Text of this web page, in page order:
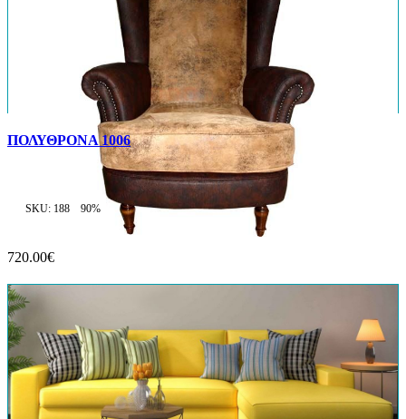
ΠΟΛΥΘΡΟΝΑ 1006
SKU: 188 90%
720.00€